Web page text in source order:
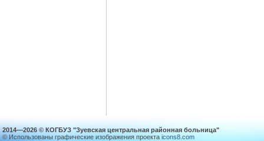
2014—2026 © КОГБУЗ "Зуевская центральная районная больница"
© Использованы графические изображения проекта icons8.com